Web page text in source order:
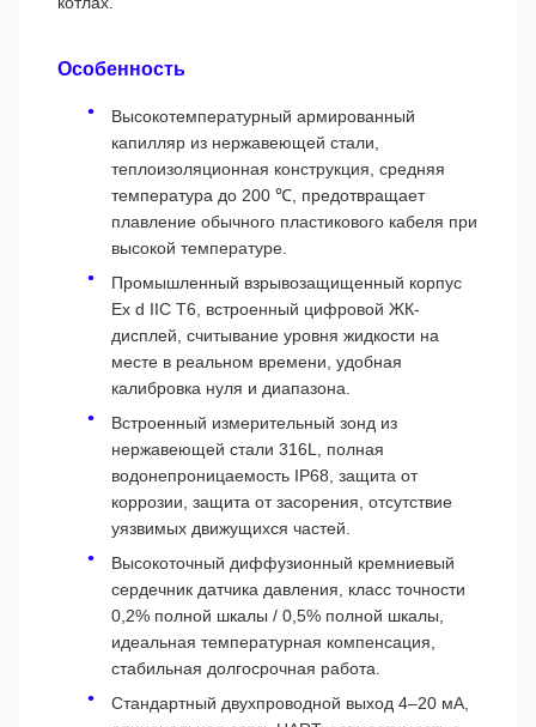
Особенность
Высокотемпературный армированный
капилляр из нержавеющей стали,
теплоизоляционная конструкция, средняя
температура до 200 ℃, предотвращает
плавление обычного пластикового кабеля при
высокой температуре.
Промышленный взрывозащищенный корпус
Ex d IIC T6, встроенный цифровой ЖК-
дисплей, считывание уровня жидкости на
месте в реальном времени, удобная
калибровка нуля и диапазона.
Встроенный измерительный зонд из
нержавеющей стали 316L, полная
водонепроницаемость IP68, защита от
коррозии, защита от засорения, отсутствие
уязвимых движущихся частей.
Высокоточный диффузионный кремниевый
сердечник датчика давления, класс точности
0,2% полной шкалы / 0,5% полной шкалы,
идеальная температурная компенсация,
стабильная долгосрочная работа.
Стандартный двухпроводной выход 4–20 мА,